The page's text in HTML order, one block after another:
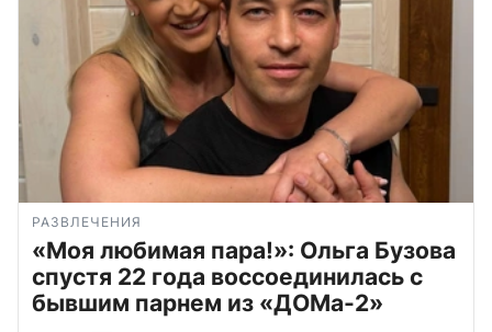
РАЗВЛЕЧЕНИЯ
«Моя любимая пара!»: Ольга Бузова
спустя 22 года воссоединилась с
бывшим парнем из «ДОМа-2»